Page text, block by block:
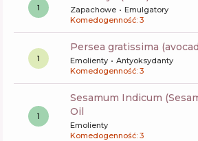
1 Zapachowe
Emulgatory
Komedogenność: 3
1
persea gratissima
Emolienty
Antyoksydanty
Komedogenność: 3
1
Sesamum Indicum (Sesame) Seed
Oil
Emolienty
Komedogenność: 3